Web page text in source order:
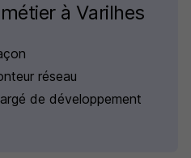
à Varilhes
réseau
de développement